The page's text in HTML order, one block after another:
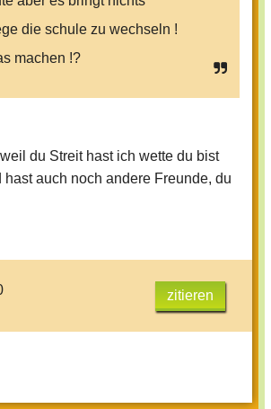
die schule zu wechseln !
machen !?
du Streit hast ich wette du bist
hast auch noch andere Freunde, du
zitieren